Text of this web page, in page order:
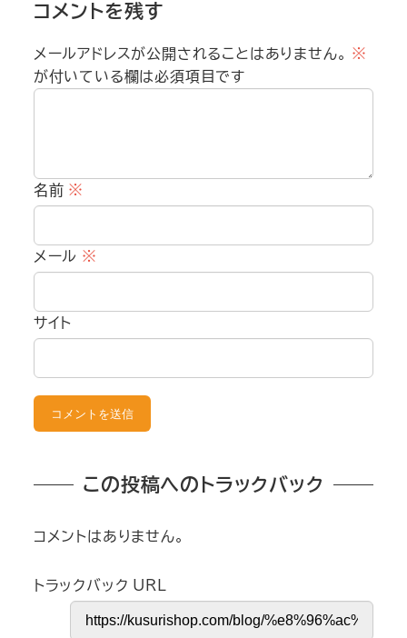
コメントを残す
メールアドレスが公開されることはありません。
※
が付いている欄は必須項目です
名前 ※
メール ※
サイト
この投稿へのトラックバック
コメントはありません。
トラックバック URL